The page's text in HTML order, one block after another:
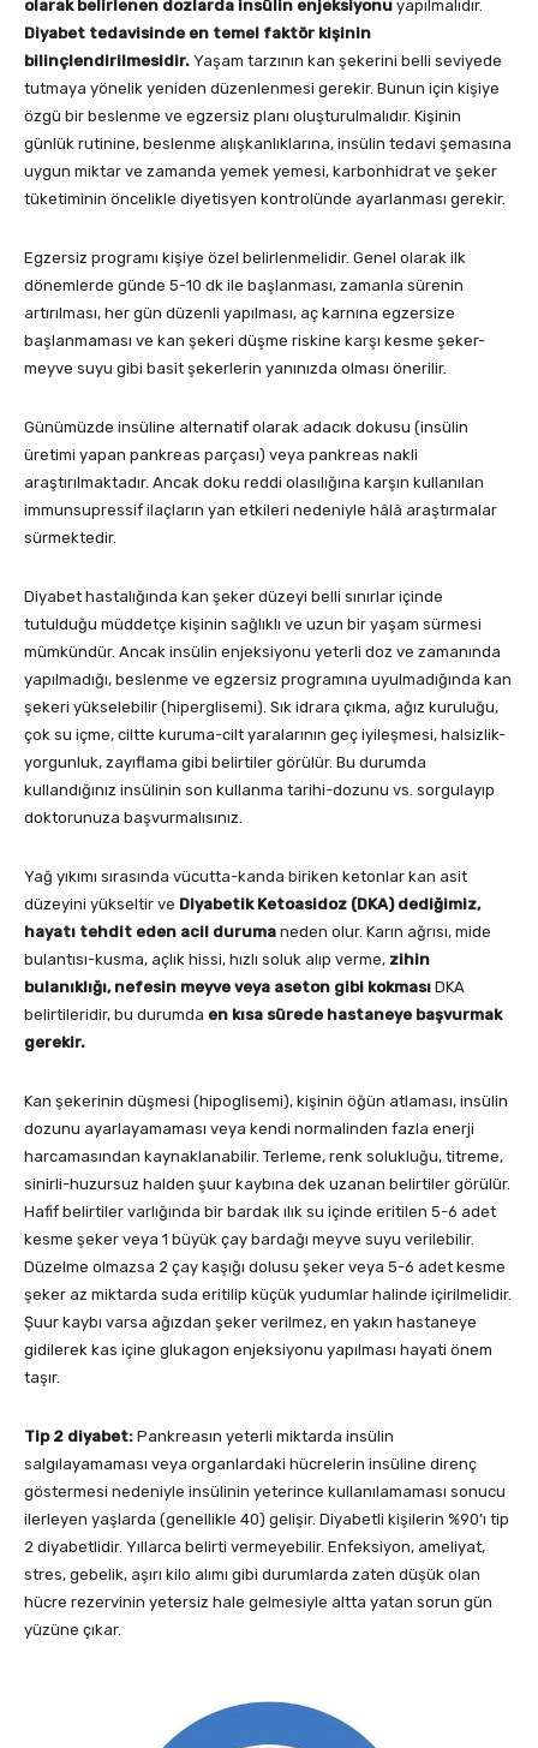
olarak belirlenen dozlarda insülin enjeksiyonu yapılmalıdır.
Diyabet tedavisinde en temel faktör kişinin
bilinçlendirilmesidir. Yaşam tarzının kan şekerini belli seviyede
tutmaya yönelik yeniden düzenlenmesi gerekir. Bunun için kişiye
özgü bir beslenme ve egzersiz planı oluşturulmalıdır. Kişinin
günlük rutinine, beslenme alışkanlıklarına, insülin tedavi şemasına
uygun miktar ve zamanda yemek yemesi, karbonhidrat ve şeker
tüketiminin öncelikle diyetisyen kontrolünde ayarlanması gerekir.
Egzersiz programı kişiye özel belirlenmelidir. Genel olarak ilk
dönemlerde günde 5-10 dk ile başlanması, zamanla sürenin
artırılması, her gün düzenli yapılması, aç karnına egzersize
başlanmaması ve kan şekeri düşme riskine karşı kesme şeker-
meyve suyu gibi basit şekerlerin yanınızda olması önerilir.
Günümüzde insüline alternatif olarak adacık dokusu (insülin
üretimi yapan pankreas parçası) veya pankreas nakli
araştırılmaktadır. Ancak doku reddi olasılığına karşın kullanılan
immunsupressif ilaçların yan etkileri nedeniyle hâlâ araştırmalar
sürmektedir.
Diyabet hastalığında kan şeker düzeyi belli sınırlar içinde
tutulduğu müddetçe kişinin sağlıklı ve uzun bir yaşam sürmesi
mümkündür. Ancak insülin enjeksiyonu yeterli doz ve zamanında
yapılmadığı, beslenme ve egzersiz programına uyulmadığında kan
şekeri yükselebilir (hiperglisemi). Sık idrara çıkma, ağız kuruluğu,
çok su içme, ciltte kuruma-cilt yaralarının geç iyileşmesi, halsizlik-
yorgunluk, zayıflama gibi belirtiler görülür. Bu durumda
kullandığınız insülinin son kullanma tarihi-dozunu vs. sorgulayıp
doktorunuza başvurmalısınız.
Yağ yıkımı sırasında vücutta-kanda biriken ketonlar kan asit
düzeyini yükseltir ve Diyabetik Ketoasidoz (DKA) dediğimiz,
hayatı tehdit eden acil duruma neden olur. Karın ağrısı, mide
bulantısı-kusma, açlık hissi, hızlı soluk alıp verme, zihin
bulanıklığı, nefesin meyve veya aseton gibi kokması DKA
belirtileridir, bu durumda en kısa sürede hastaneye başvurmak
gerekir.
Kan şekerinin düşmesi (hipoglisemi), kişinin öğün atlaması, insülin
dozunu ayarlayamaması veya kendi normalinden fazla enerji
harcamasından kaynaklanabilir. Terleme, renk solukluğu, titreme,
sinirli-huzursuz halden şuur kaybına dek uzanan belirtiler görülür.
Hafif belirtiler varlığında bir bardak ılık su içinde eritilen 5-6 adet
kesme şeker veya 1 büyük çay bardağı meyve suyu verilebilir.
Düzelme olmazsa 2 çay kaşığı dolusu şeker veya 5-6 adet kesme
şeker az miktarda suda eritilip küçük yudumlar halinde içirilmelidir.
Şuur kaybı varsa ağızdan şeker verilmez, en yakın hastaneye
gidilerek kas içine glukagon enjeksiyonu yapılması hayati önem
taşır.
Tip 2 diyabet: Pankreasın yeterli miktarda insülin
salgılayamaması veya organlardaki hücrelerin insüline direnç
göstermesi nedeniyle insülinin yeterince kullanılamaması sonucu
ilerleyen yaşlarda (genellikle 40) gelişir. Diyabetli kişilerin %90’ı tip
2 diyabetlidir. Yıllarca belirti vermeyebilir. Enfeksiyon, ameliyat,
stres, gebelik, aşırı kilo alımı gibi durumlarda zaten düşük olan
hücre rezervinin yetersiz hale gelmesiyle altta yatan sorun gün
yüzüne çıkar.